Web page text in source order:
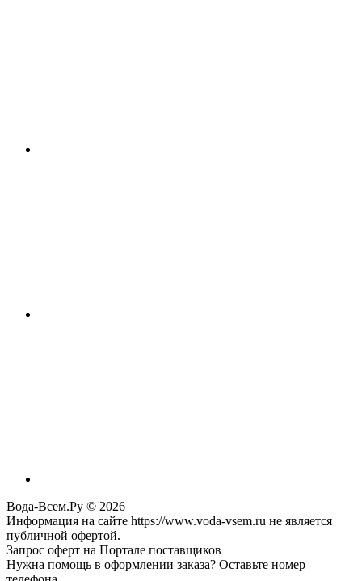
Вода-Всем.Ру © 2026
Информация на сайте https://www.voda-vsem.ru не является
публичной офертой.
Запрос оферт на Портале поставщиков
Нужна помощь в оформлении заказа? Оставьте номер